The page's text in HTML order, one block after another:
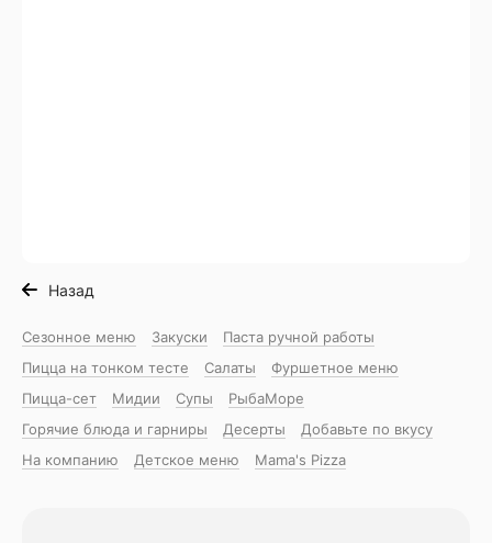
Назад
Сезонное меню Закуски
Паста ручной работы
Пицца на тонком тесте
Салаты
Фуршетное меню
Пицца-сет
Мидии Супы
РыбаМоре
Горячие блюда и гарниры
Десерты
Добавьте по вкусу
На компанию
Детское меню Mama's Pizza